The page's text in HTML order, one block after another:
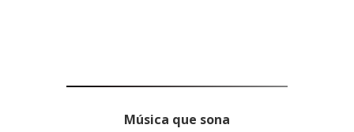
Música que sona